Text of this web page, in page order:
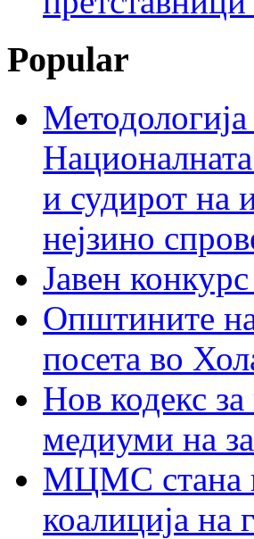
Popular
Националната
и судирот на
нејзино
Јавен
Општините на
посета во
Нов кодекс
медиуми на
МЦМС стана
коалиција